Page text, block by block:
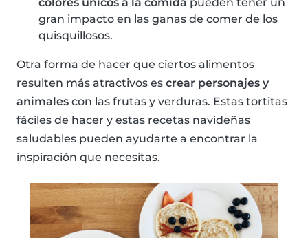
gran impacto en las ganas de comer de los
quisquillosos.
Otra forma de hacer que ciertos alimentos
resulten más atractivos es crear personajes y
animales con las frutas y verduras. Estas tortitas
fáciles de hacer y estas recetas navideñas
saludables pueden ayudarte a encontrar la
inspiración que necesitas.